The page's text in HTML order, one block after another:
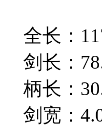
全长：
剑长：
柄长：
剑宽：